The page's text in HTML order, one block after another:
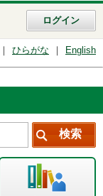
ログイン
ひらがな English